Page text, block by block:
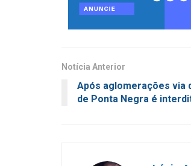
Notícia Anterior
Após aglomerações via
de Ponta Negra é